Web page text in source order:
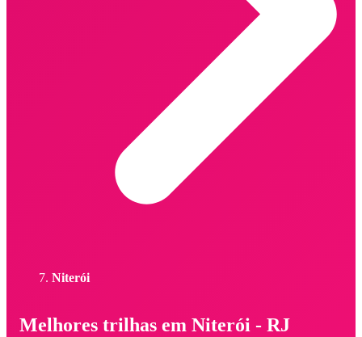
Niterói
Melhores trilhas em Niterói - RJ